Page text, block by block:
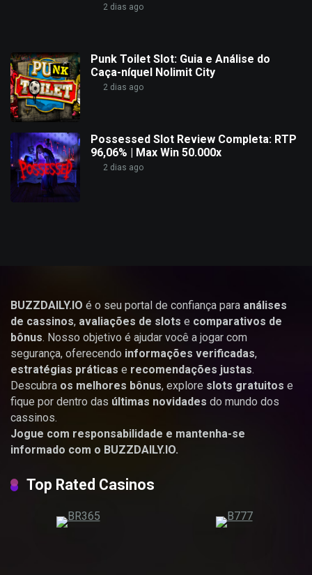
2 dias ago
Punk Toilet Slot: Guia e Análise do
Caça-níquel Nolimit City
2 dias ago
Possessed Slot Review Completa: RTP
96,06% | Max Win 50.000x
2 dias ago
BUZZDAILY.IO é o seu portal de confiança para análises
de cassinos, avaliações de slots e comparativos de
bônus. Nosso objetivo é ajudar você a jogar com
segurança, oferecendo informações verificadas,
estratégias práticas e recomendações justas.
Descubra os melhores bônus, explore slots gratuitos e
fique por dentro das últimas novidades do mundo dos
cassinos.
Jogue com responsabilidade e mantenha-se
informado com o BUZZDAILY.IO.
Top Rated Casinos